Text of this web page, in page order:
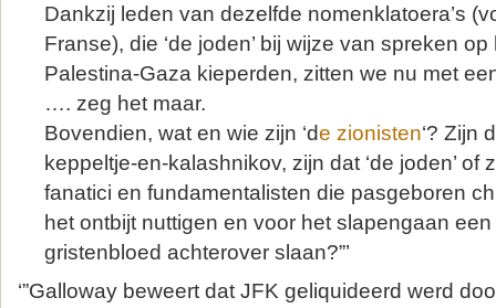
Dankzij leden van dezelfde nomenklatoera’s
Franse), die ‘de joden’ bij wijze van spreken
Palestina-Gaza kieperden, zitten we nu met
…. zeg het maar.
Bovendien, wat en wie zijn ‘de zionisten‘? Zijn
keppeltje-en-kalashnikov, zijn dat ‘de joden’ of
fanatici en fundamentalisten die pasgeboren
het ontbijt nuttigen en voor het slapengaan
gristenbloed achterover slaan?”’
‘”Galloway beweert dat JFK geliquideerd werd